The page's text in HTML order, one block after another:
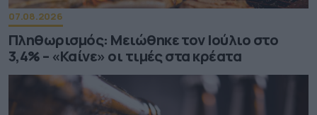
07.08.2026
Πληθωρισμός: Μειώθηκε τον Ιούλιο στο
3,4% – «Καίνε» οι τιμές στα κρέατα